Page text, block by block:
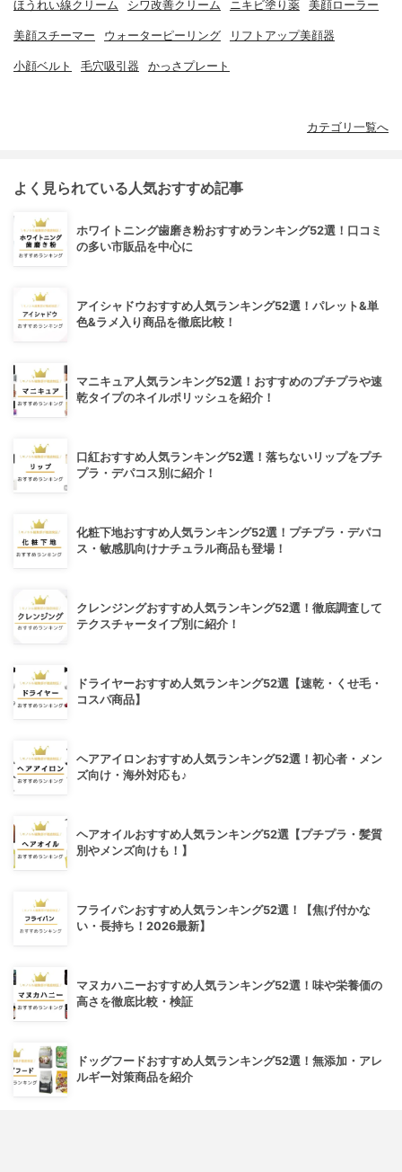
ほうれい線クリーム シワ改善クリーム ニキビ塗り薬 美顔ローラー
美顔スチーマー ウォーターピーリング リフトアップ美顔器
小顔ベルト 毛穴吸引器 かっさプレート
カテゴリ一覧へ
よく見られている人気おすすめ記事
ホワイトニング歯磨き粉おすすめランキング52選！口コミ
の多い市販品を中心に
アイシャドウおすすめ人気ランキング52選！パレット&単
色&ラメ入り商品を徹底比較！
マニキュア人気ランキング52選！おすすめのプチプラや速
乾タイプのネイルポリッシュを紹介！
口紅おすすめ人気ランキング52選！落ちないリップをプチ
プラ・デパコス別に紹介！
化粧下地おすすめ人気ランキング52選！プチプラ・デパコ
ス・敏感肌向けナチュラル商品も登場！
クレンジングおすすめ人気ランキング52選！徹底調査して
テクスチャータイプ別に紹介！
ドライヤーおすすめ人気ランキング52選【速乾・くせ毛・
コスパ商品】
ヘアアイロンおすすめ人気ランキング52選！初心者・メン
ズ向け・海外対応も♪
ヘアオイルおすすめ人気ランキング52選【プチプラ・髪質
別やメンズ向けも！】
フライパンおすすめ人気ランキング52選！【焦げ付かな
い・長持ち！2026最新】
マヌカハニーおすすめ人気ランキング52選！味や栄養価の
高さを徹底比較・検証
ドッグフードおすすめ人気ランキング52選！無添加・アレ
ルギー対策商品を紹介